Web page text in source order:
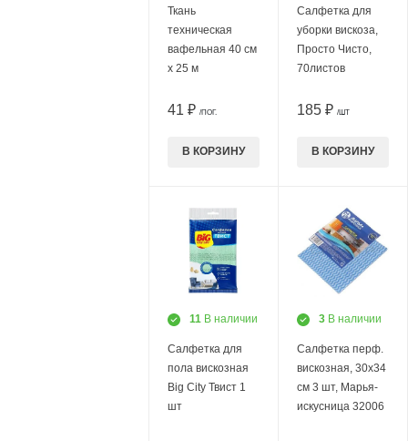
Ткань
техническая
вафельная 40 см
х 25 м
41 ₽ /ПОГ.
В КОРЗИНУ
Салфетка для
уборки вискоза,
Просто Чисто,
70листов
185 ₽ /ШТ
В КОРЗИНУ
11 В наличии
Салфетка для
пола вискозная
Big City Твист 1
шт
3 В наличии
Салфетка перф.
вискозная, 30х34
см 3 шт, Марья-
искусница 32006